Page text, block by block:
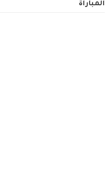
المباراة